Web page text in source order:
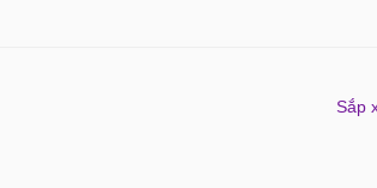
Sắp